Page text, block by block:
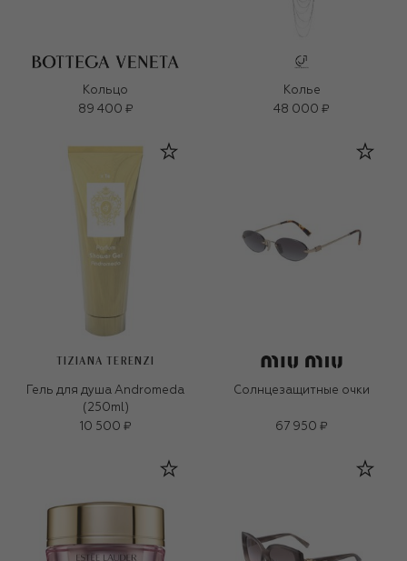
Кольцо
89 400 ₽
Колье
48 000 ₽
TIZIANA TERENZI
Гель для душа Andromeda
(250ml)
10 500 ₽
Солнцезащитные очки
67 950 ₽